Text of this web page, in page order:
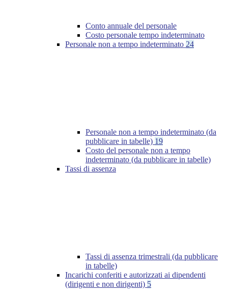
Conto annuale del personale
Costo personale tempo indeterminato
Personale non a tempo indeterminato 24
Personale non a tempo indeterminato (da
pubblicare in tabelle) 19
Costo del personale non a tempo
indeterminato (da pubblicare in tabelle)
Tassi di assenza
Tassi di assenza trimestrali (da pubblicare
in tabelle)
Incarichi conferiti e autorizzati ai dipendenti
(dirigenti e non dirigenti) 5